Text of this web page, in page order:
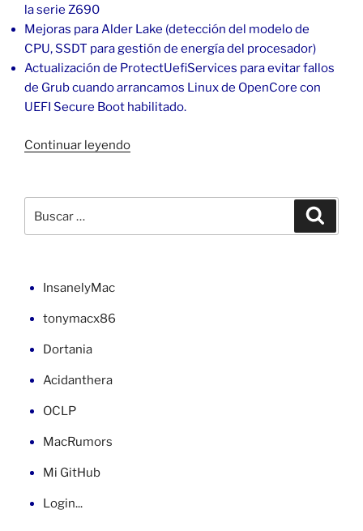
la serie Z690
Mejoras para Alder Lake (detección del modelo de
CPU, SSDT para gestión de energía del procesador)
Actualización de ProtectUefiServices para evitar fallos
de Grub cuando arrancamos Linux de OpenCore con
UEFI Secure Boot habilitado.
Continuar leyendo«Cambiar
0.7.5
por:
InsanelyMac
tonymacx86
Dortania
Acidanthera
OCLP
MacRumors
Mi GitHub
Login...